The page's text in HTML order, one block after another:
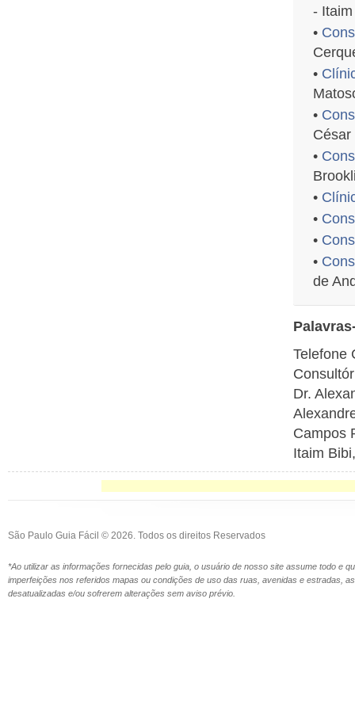
-
•
•
•
César
•
•
•
•
•
de
Telefone
Dr.
Campos
Itaim
São Paulo Guia Fácil © 2026. Todos os direitos Reservados
*Ao utilizar as informações fornecidas pelo guia, o usuário de nosso site assume todo e
imperfeições nos referidos mapas ou condições de uso das ruas, avenidas e estradas,
desatualizadas e/ou sofrerem alterações sem aviso prévio.